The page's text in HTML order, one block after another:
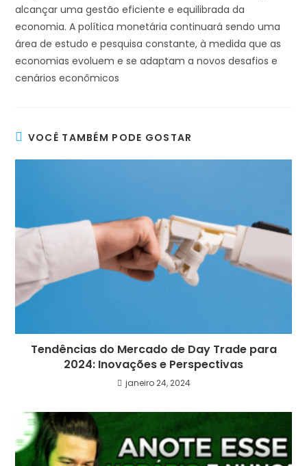
alcançar uma gestão eficiente e equilibrada da
economia. A política monetária continuará sendo uma
área de estudo e pesquisa constante, à medida que as
economias evoluem e se adaptam a novos desafios e
cenários econômicos
VOCÊ TAMBÉM PODE GOSTAR
Tendências do Mercado de Day Trade para
2024: Inovações e Perspectivas
janeiro 24, 2024